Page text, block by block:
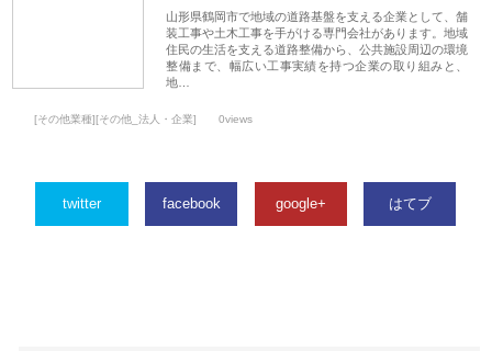
山形県鶴岡市で地域の道路基盤を支える企業として、舗
装工事や土木工事を手がける専門会社があります。地域
住民の生活を支える道路整備から、公共施設周辺の環境
整備まで、幅広い工事実績を持つ企業の取り組みと、
地…
[その他業種][その他_法人・企業] 0views
twitter facebook google+ はてブ